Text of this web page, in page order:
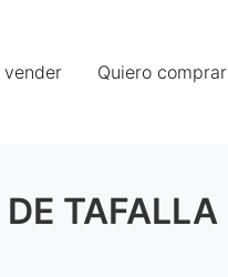
vender Quiero comprar
TAFALLA